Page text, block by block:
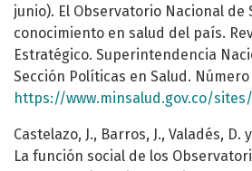
junio). El Observatorio Nacional de
conocimiento en salud del país.
Estratégico. Superintendencia
Sección Políticas en Salud.
https://www.minsalud.gov.co/sites/rid/
Castelazo, J., Barros, J., Valadés, D.
La función social de los